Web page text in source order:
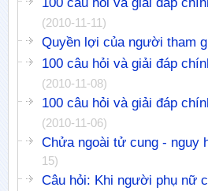
(2010-11-11)
Quyền lợi của người tham
100 câu hỏi và giải đáp
(2010-11-08)
100 câu hỏi và giải đáp
(2010-11-06)
Chửa ngoài tử cung - nguy
15)
Câu hỏi: Khi người phụ nữ